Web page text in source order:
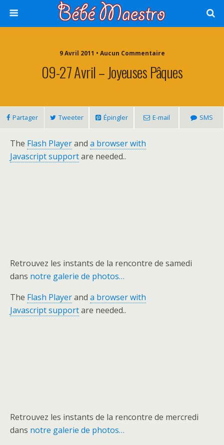
9 Avril 2011 • Aucun Commentaire
09-27 Avril – Joyeuses Pâques
Partager Tweeter Épingler E-mail SMS
The Flash Playerand a browser with
Javascript supportare needed..
Retrouvez les instants de la rencontre de samedi
dans notre galerie de photos…
The Flash Playerand a browser with
Javascript supportare needed..
Retrouvez les instants de la rencontre de mercredi
dans notre galerie de photos…